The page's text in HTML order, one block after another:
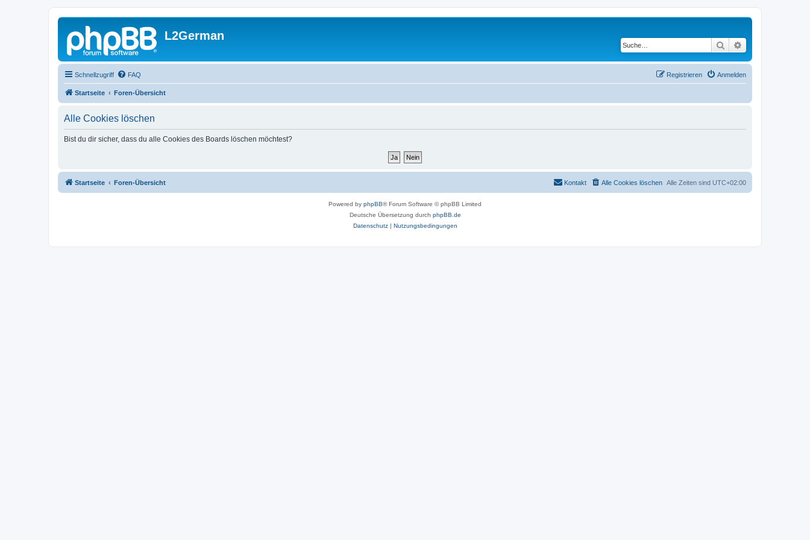
L2German
Suche
Schnellzugriff FAQ Anmelden
Registrieren
Startseite Foren-Übersicht
Alle Cookies löschen
Bist du dir sicher, dass du alle Cookies des Boards löschen möchtest?
Startseite Foren-Übersicht Alle Zeiten sind UTC+02:00
Alle Cookies löschen
Kontakt
Powered by phpBB® Forum Software © phpBB Limited
Deutsche Übersetzung durch phpBB.de
Datenschutz| Nutzungsbedingungen